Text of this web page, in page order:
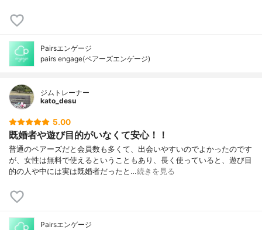
Pairsエンゲージ
pairs engage(ペアーズエンゲージ)
ジムトレーナー
kato_desu
5.00
既婚者や遊び目的がいなくて安心！！
普通のペアーズだと会員数も多くて、出会いやすいのでよかったのです
が、女性は無料で使えるということもあり、長く使っていると、遊び目
的の人や中には実は既婚者だったと…続きを見る
Pairsエンゲージ